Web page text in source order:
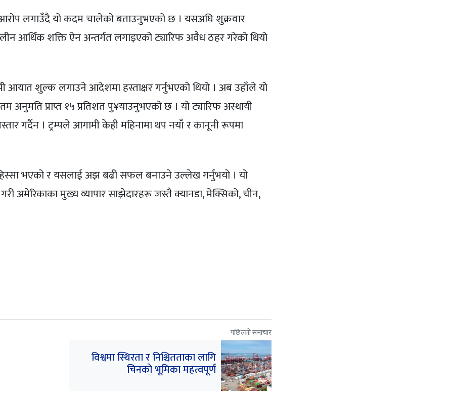
लगाउँदै यो कदम चालेको बताउनुभएको छ । यसअघि शुक्रवार
आर्थिक शक्ति ऐन अन्तर्गत लगाइएको ट्यारिफ अवैध ठहर गरेको थियो
आयात शुल्क लगाउने आदेशमा हस्ताक्षर गर्नुभएको थियो । अब उहाँले यो
अनुमति प्राप्त १५ प्रतिशत पु¥याउनुभएको छ । यो ट्यारिफ अस्थायी
गर्दैन । ट्रम्पले आगामी केही महिनामा थप नयाँ र कानूनी रूपमा
भएको र यसलाई अझ बढी सफल बनाउने उल्लेख गर्नुभयो । यो
अमेरिकाका मुख्य व्यापार साझेदारहरू जस्तै क्यानडा, मेक्सिको, चीन,
पछिल्लो समाचार
विश्वमा स्थिरता र निश्चितताका लागि
चिनकाे भूमिका महत्वपूर्ण